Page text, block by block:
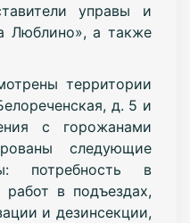
управы и
Люблино», а также
территории
д. 5 и
с горожанами
следующие
потребность в
в подъездах,
и дезинсекции,